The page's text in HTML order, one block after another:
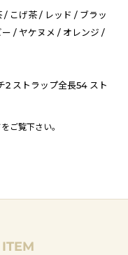
/ こげ茶 / レッド / ブラッ
/ ヤケヌメ / オレンジ /
2 ストラップ全長54 スト
をご覧下さい。